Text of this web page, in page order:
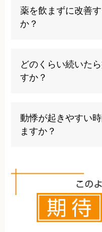
拍リズムの異常です
ことがありますが、
薬を飲まずに改善
か？
分な睡眠などにより
ただし、医師の診断
べきです。
どのくらい続いた
すか？
かに受診してくださ
あれば早めの相談を
動悸が起きやすい
ますか？
フェイン摂取後など
す。個人の生活パタ
をつけることも有効で